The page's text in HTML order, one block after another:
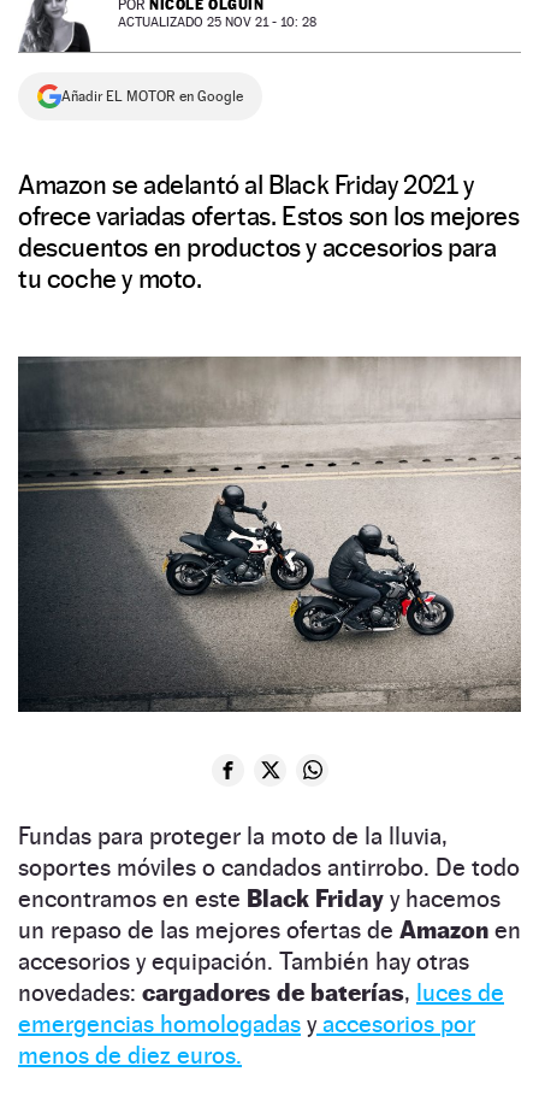
NEWSLETTER
SÍGUENOS
POR NICOLE OLGUÍN
ACTUALIZADO 25 NOV 21 - 10: 28
Añadir EL MOTOR en Google
Amazon se adelantó al Black Friday 2021 y
ofrece variadas ofertas. Estos son los mejores
descuentos en productos y accesorios para
tu coche y moto.
Fundas para proteger la moto de la lluvia,
soportes móviles o candados antirrobo. De todo
encontramos en este Black Friday y hacemos
un repaso de las mejores ofertas de Amazon en
accesorios y equipación. También hay otras
novedades: cargadores de baterías, luces de
emergencias homologadas y accesorios por
menos de diez euros.